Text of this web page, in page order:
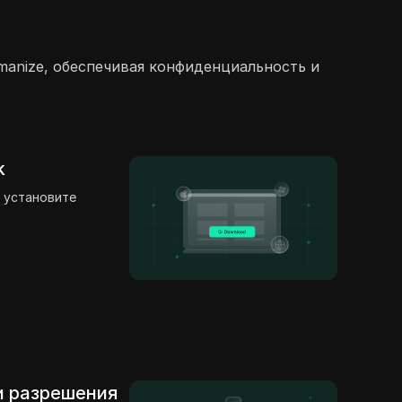
обеспечивая конфиденциальность и
разрешения